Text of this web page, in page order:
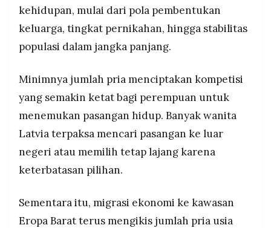
kehidupan, mulai dari pola pembentukan
keluarga, tingkat pernikahan, hingga stabilitas
populasi dalam jangka panjang.
Minimnya jumlah pria menciptakan kompetisi
yang semakin ketat bagi perempuan untuk
menemukan pasangan hidup. Banyak wanita
Latvia terpaksa mencari pasangan ke luar
negeri atau memilih tetap lajang karena
keterbatasan pilihan.
Sementara itu, migrasi ekonomi ke kawasan
Eropa Barat terus mengikis jumlah pria usia